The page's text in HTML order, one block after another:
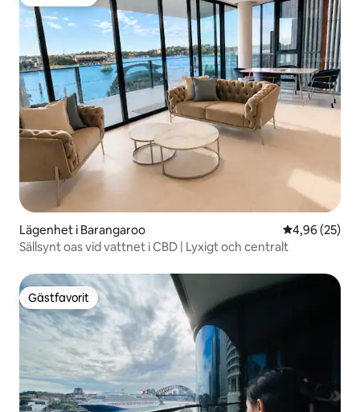
Lägenhet i Barangaroo 4,96 av 5 i
4,96 (25)
Sällsynt oas vid vattnet i CBD | Lyxigt och centralt
Gästfavorit
Gästfavorit